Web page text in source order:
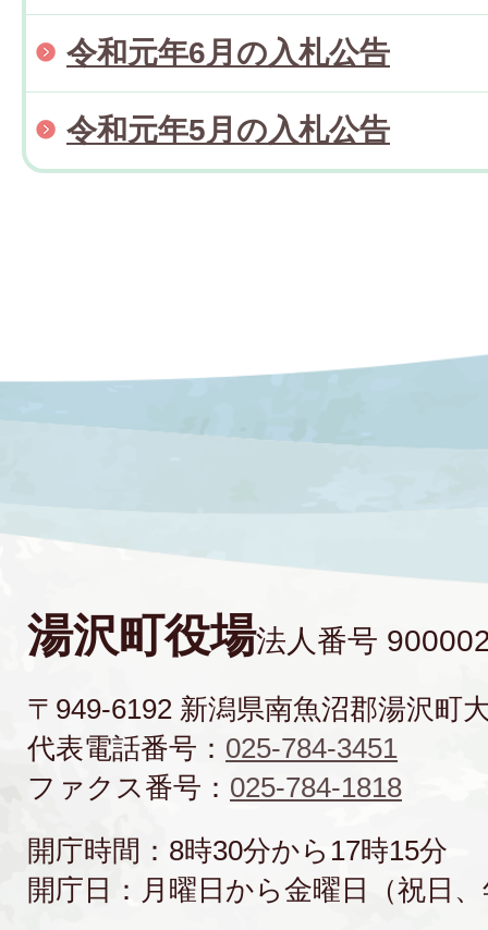
令和元年6月の入札公告
令和元年5月の入札公告
湯沢町役場法人番号
〒949-6192 新潟県南魚沼郡湯沢町
代表電話番号： 025-784-3451
ファクス番号： 025-784-1818
開庁時間：8時30分から17時15分
開庁日：月曜日から金曜日（祝日